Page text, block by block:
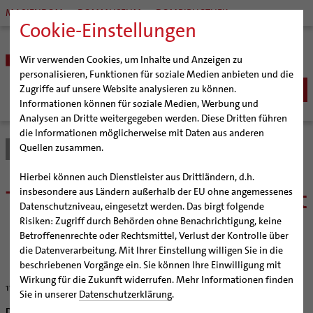
Cookie-Einstellungen
Wir verwenden Cookies, um Inhalte und Anzeigen zu
personalisieren, Funktionen für soziale Medien anbieten und die
Zugriffe auf unsere Website analysieren zu können.
Informationen können für soziale Medien, Werbung und
Analysen an Dritte weitergegeben werden. Diese Dritten führen
die Informationen möglicherweise mit Daten aus anderen
Quellen zusammen.
Hierbei können auch Dienstleister aus Drittländern, d.h.
insbesondere aus Ländern außerhalb der EU ohne angemessenes
Datenschutzniveau, eingesetzt werden. Das birgt folgende
Risiken: Zugriff durch Behörden ohne Benachrichtigung, keine
Betroffenenrechte oder Rechtsmittel, Verlust der Kontrolle über
die Datenverarbeitung. Mit Ihrer Einstellung willigen Sie in die
beschriebenen Vorgänge ein. Sie können Ihre Einwilligung mit
Wirkung für die Zukunft widerrufen. Mehr Informationen finden
Sie in unserer Datenschutzerklärung.
MARIENDOM DOMMUSEUM DOMBIBLIOTHEK
BISTUM
Bischöfe
Weihbischof Dr. Martin Marahrens
Bischof em. Norbert Trelle
Weihbischof em. Bongartz
Weihbischof em. Schwerdtfeger
Weihbischof em. Koitz
Bischof em. Dr. Wüstenberg
Generalvikariat
Gremien
Diözesangericht
Gemeindegremien
Pfarrgemeinden
Hildesheimer Dom
Virtueller Rundgang durch den Dom
Tausendjähriger Rosenstock
Die Hildesheimer Dommusik
Wallfahrten | Pilgern
Termine Wallfahrten und Pilgern
Jakobswege im Bistum Hildesheim
Veranstaltungen
Strategieprozess
Jugend
Bistum Hildesheim
Transparenz und Kontinuität
Diözesankirchensteuerrat im Bistum Hildesheim
beschließt den Wirtschaftsplan 2014
17.11.2013